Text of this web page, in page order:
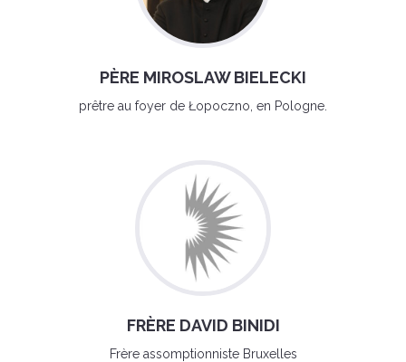
PÈRE MIROSLAW BIELECKI
prêtre au foyer de Łopoczno, en Pologne.
FRÈRE DAVID BINIDI
Frère assomptionniste Bruxelles